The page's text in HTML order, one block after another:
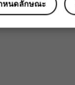
หนดลักษณะ